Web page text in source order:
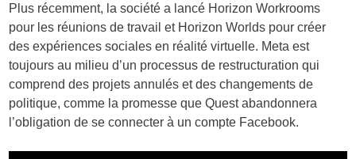
Plus récemment, la société a lancé Horizon Workrooms
pour les réunions de travail et Horizon Worlds pour créer
des expériences sociales en réalité virtuelle. Meta est
toujours au milieu d’un processus de restructuration qui
comprend des projets annulés et des changements de
politique, comme la promesse que Quest abandonnera
l’obligation de se connecter à un compte Facebook.